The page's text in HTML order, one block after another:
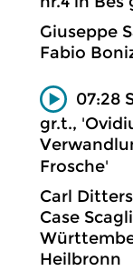
Giuseppe
Fabio
07:28
gr.t.,
Frosche'
Carl
Case
Heilbronn